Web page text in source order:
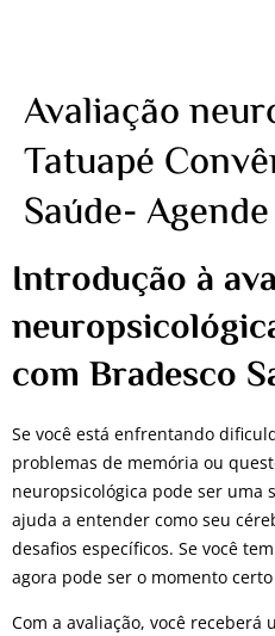
Avaliação
Tatuapé
Saúde-
Introdução à
com Bradesco
Se você está enfrentando
problemas de memória ou
neuropsicológica pode ser uma
ajuda a entender como seu
desafios específicos. Se você
agora pode ser o momento
Com a avaliação, você